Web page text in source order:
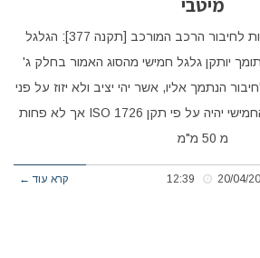
תקנות תעבורה רלבנטיות לחיבור הרכב המורכב [תקנה 377]: הגלגל
יותקן גלגל חמישי מהסוג האמור בחלק ג'
הנתמך אליו, אשר יהי יציב ולא יזוז על פני
המסגרת. מיקום הגלגל החמישי יהיה על פי תקן ISO 1726 אך לא פחות
מ 50 מ"מ
קרא עוד ←